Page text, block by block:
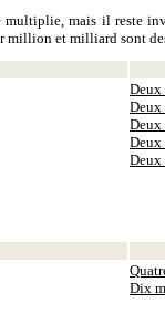
mais il reste
et milliard sont
Deux
Deux
Deux
Deux
Deux
Dix